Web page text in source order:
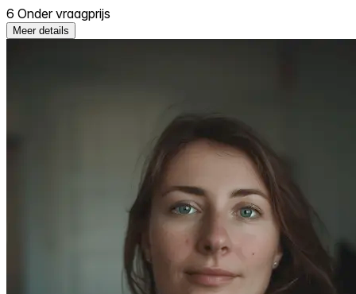
6 Onder vraagprijs
Meer details